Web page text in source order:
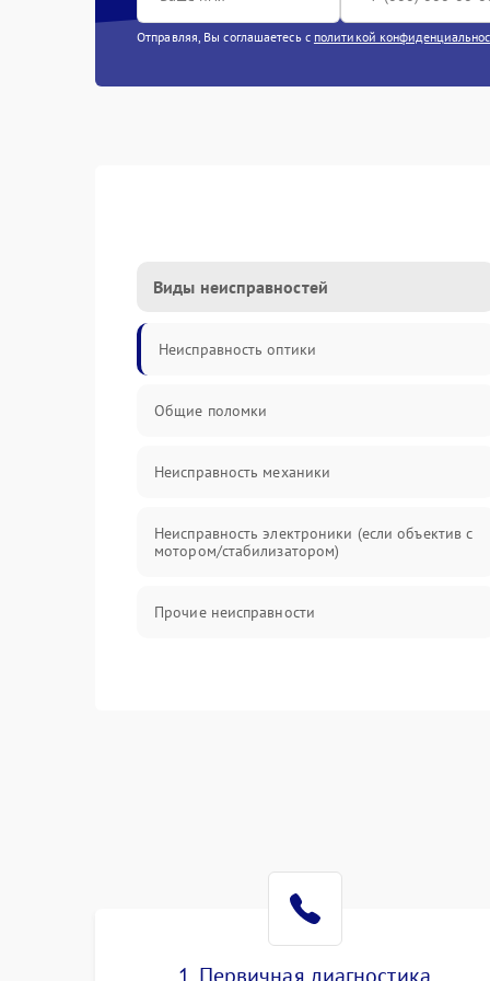
Отправляя, Вы соглашаетесь с политикой
Виды неисправностей
Неисправность оптики
Общие поломки
Неисправность механики
Неисправность электроники (если объектив с
мотором/стабилизатором)
Прочие неисправности